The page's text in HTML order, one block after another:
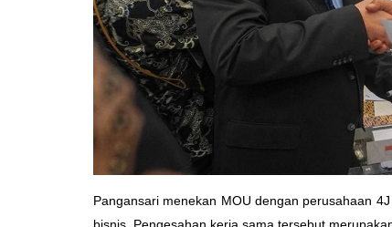
Pangansari menekan MOU dengan perusahaan